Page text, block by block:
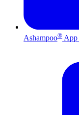
Ashampoo® App